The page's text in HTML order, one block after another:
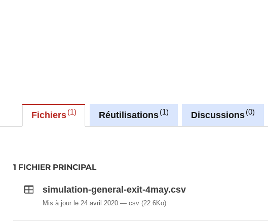
Fichiers 1 Réutilisations 1 Discussions 0
1 FICHIER PRINCIPAL
simulation-general-exit-4may.csv
Mis à jour le 24 avril 2020 csv(22.6Ko)